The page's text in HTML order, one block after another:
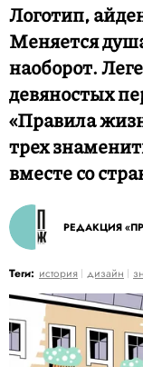
Логотип,
Меняется
наоборот.
девяностых
«Правила
трех
вместе со
РЕДАКЦИЯ
Теги: история дизайн